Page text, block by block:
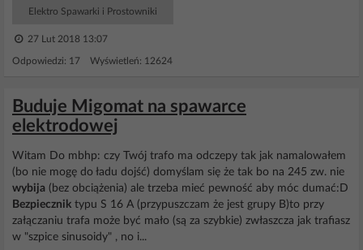
Elektro Spawarki i Prostowniki
27 Lut 2018 13:07
Odpowiedzi: 17 Wyświetleń: 12624
Buduje Migomat na spawarce
elektrodowej
Witam Do mbhp: czy Twój trafo ma odczepy tak jak namalowałem
(bo nie mogę do ładu dojść) domyślam się że tak bo na 245 zw. nie
wybija (bez obciążenia) ale trzeba mieć pewność aby móc dumać:D
Bezpiecznik typu S 16 A (przypuszczam że jest grupy B)to przy
załączaniu trafa może być mało (są za szybkie) zwłaszcza jak trafiasz
w "szpice sinusoidy" , no i...